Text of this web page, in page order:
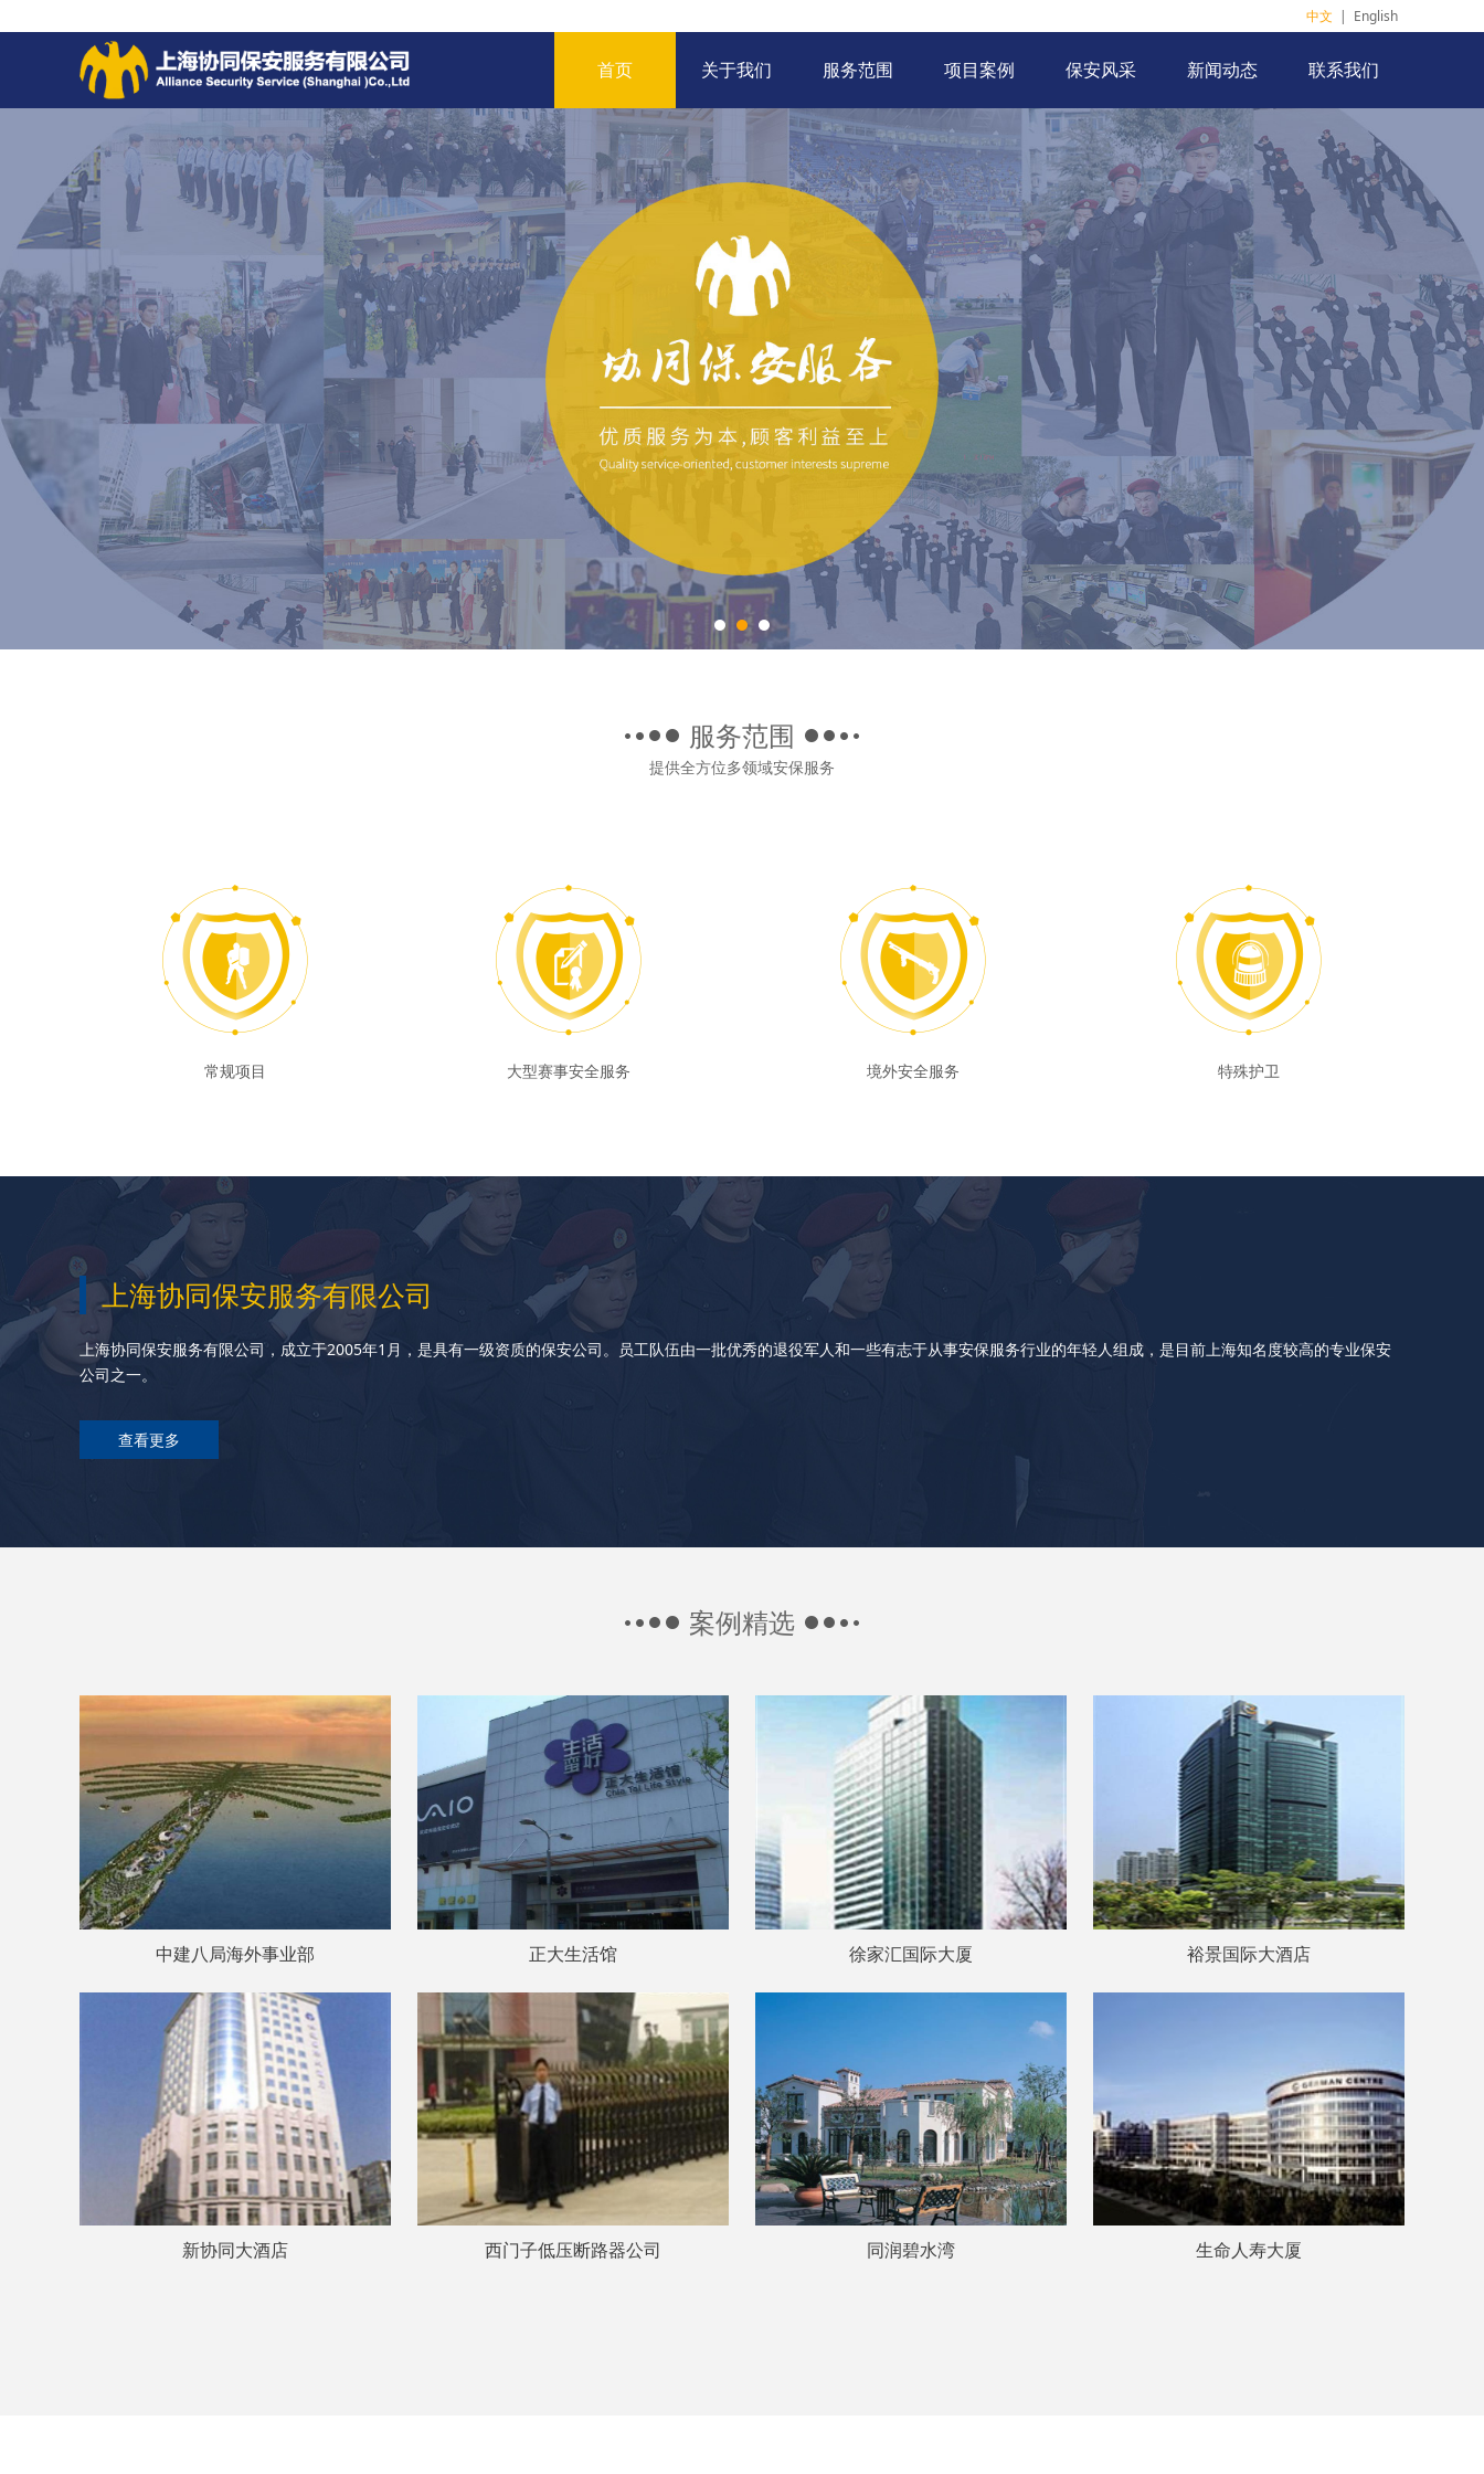
中文 | English
首页 关于我们 服务范围 项目案例 保安风采 新闻动态 联系我们
服务范围
提供全方位多领域安保服务
常规项目 大型赛事安全服务 境外安全服务 特殊护卫
上海协同保安服务有限公司
上海协同保安服务有限公司，成立于2005年1月，是具有一级资质的保安公司。员工队伍由一批优秀的退役军人和一些有志于从事安保服务行业的年轻人组成，是目前上海知名度较高的专业保安
公司之一。
查看更多
案例精选
中建八局海外事业部 正大生活馆 徐家汇国际大厦 裕景国际大酒店
新协同大酒店 西门子低压断路器公司 同润碧水湾 生命人寿大厦